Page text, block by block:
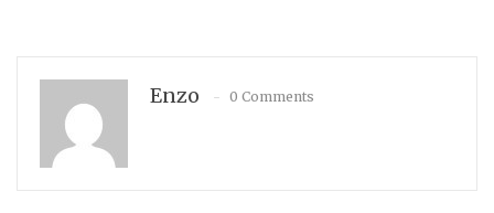
Enzo 0 Comments